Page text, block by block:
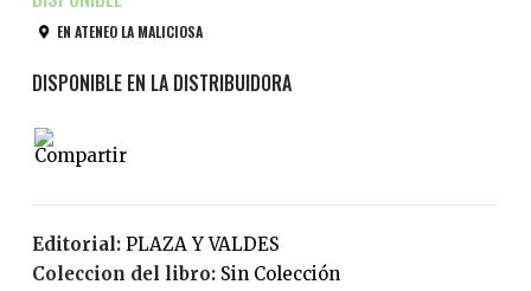
EN ATENEO LA MALICIOSA
Editorial:
PLAZA Y VALDES
Coleccion del libro:
Sin Colección